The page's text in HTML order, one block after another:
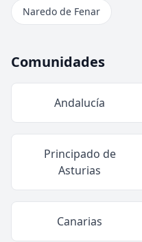
Naredo de Fenar
Comunidades
Andalucía
Principado de
Asturias
Canarias